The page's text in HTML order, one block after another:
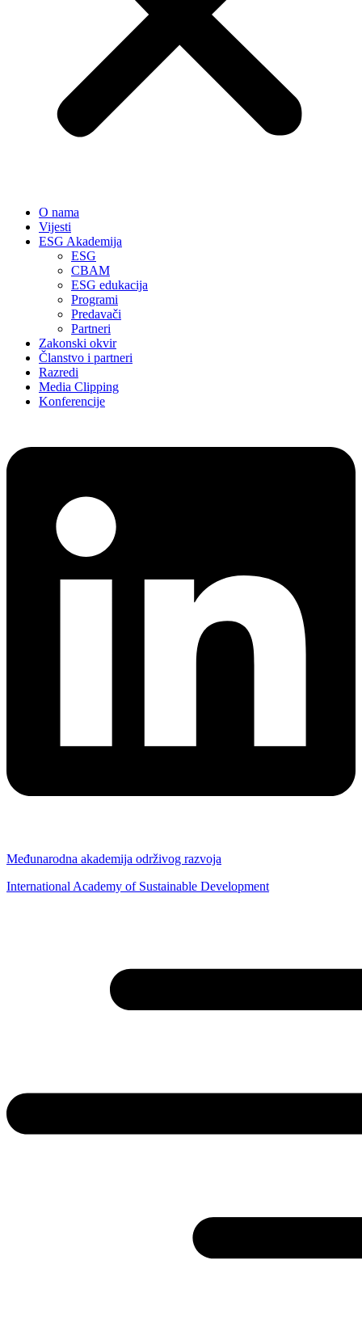
O nama
Vijesti
ESG Akademija
ESG
CBAM
ESG edukacija
Programi
Predavači
Partneri
Zakonski okvir
Članstvo i partneri
Razredi
Media Clipping
Konferencije
Međunarodna akademija održivog razvoja
International Academy of Sustainable Development